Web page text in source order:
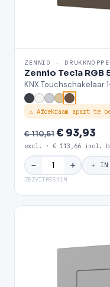
ZENNIO ·
Zennio Tecla RGB
KNX Touchschakelaar
⚠ Afdekraam apart te
€ 110,51€ 93,93
excl. · € 113,66 incl.
− ＋ ＋ IN
ZEZVITR55X1M